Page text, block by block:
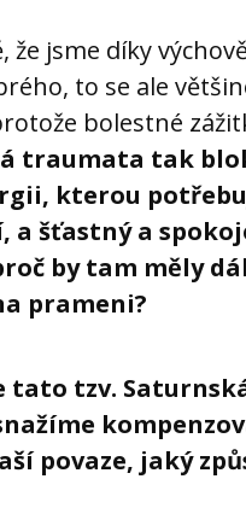
že jsme díky
to se ale
bolestné
traumata tak
kterou
a šťastný a
by tam měly
prameni?
tato tzv.
povaze, jaký